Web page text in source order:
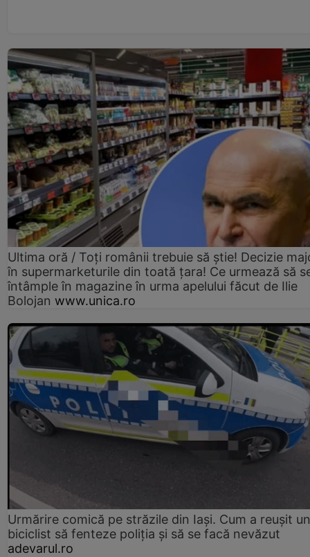
Ultima oră / Toți românii trebuie să știe! Decizie
în supermarketurile din toată țara! Ce urmează să
întâmple în magazine în urma apelului făcut de Ilie
Bolojan www.unica.ro
Urmărire comică pe străzile din Iași. Cum a reușit un
biciclist să fenteze poliția și să se facă nevăzut
adevarul.ro